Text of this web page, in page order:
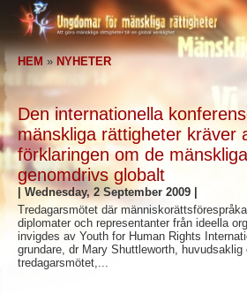
Om oss
Vad är Ungdomar för mänskliga
Vårt syfte
Ungdomar för mänskliga
Chefpersonal
Rådgivande styrelse
YHRI:s samarbetspartners
Kungörelser och erkännanden
Vad är mänskliga rättigheter
Definition på mänskliga
Bakgrunden till mänskliga
Den Allmänna förklaringen om
rättigheterna
Utbildare
Välkommen
Information om
Resultat från utbildare
Kursplan för mänskliga
Program för utbildare
Agera
Engagera dig
Namninsamling
Medlemskap och donationer
Grupper
Röster för mänskliga
Förkämpar för mänskliga
Människorättsorganisationer
Kränkningar av mänskliga
Nyheter
Beställ
Kontakta
HEM » NYHETER
Den internationella
mänskliga rättigheter kräver
förklaringen om de
genomdrivs globalt
Wednesday, 2 September 2009
Tredagarsmötet där
diplomater och representanter från ideella
invigdes av Youth for Human Rights
grundare, dr Mary Shuttleworth, huvudsaklig
tredagarsmötet,...